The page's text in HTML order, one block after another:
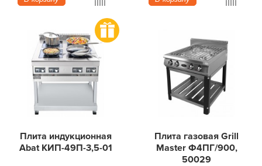
Плита индукционная
Abat КИП-49П-3,5-01
Плита газовая Grill
Master Ф4ПГ/900,
50029